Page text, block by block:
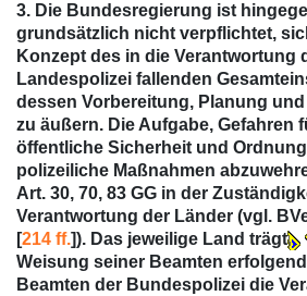
3. Die Bundesregierung ist
grundsätzlich nicht verpflichtet,
Konzept des in die Verantwortung
Landespolizei fallenden
dessen Vorbereitung, Planung
zu äußern. Die Aufgabe, Gefahren
öffentliche Sicherheit und
polizeiliche Maßnahmen
Art. 30, 70, 83 GG in der
Verantwortung der Länder (vgl.
[214 ff.]). Das jeweilige Land trägt
Weisung seiner Beamten
Beamten der Bundespolizei die